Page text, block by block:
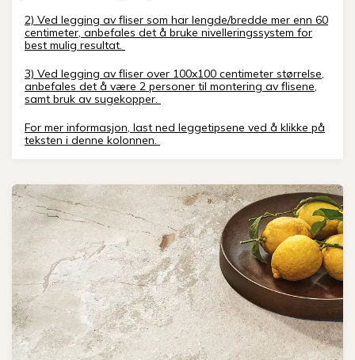
2) Ved legging av fliser som har lengde/bredde mer enn 60
centimeter, anbefales det å bruke nivelleringssystem for
best mulig resultat.
3) Ved legging av fliser over 100x100 centimeter størrelse,
anbefales det å være 2 personer til montering av flisene,
samt bruk av sugekopper.
For mer informasjon, last ned leggetipsene ved å klikke på
teksten i denne kolonnen.